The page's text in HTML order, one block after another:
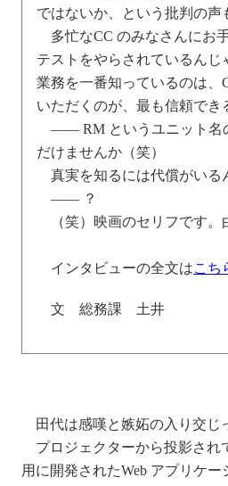
ではないか、という批判の声
多忙なCC のみなさんにお
テストをやらされているん
業務を一番知っているのは、
いただくのが、最も信頼でき
―― RM というユニット名
だけませんか（笑）
真実を知るには代償がいる
―― ？
（笑）映画のセリフです。
インタビューの全文はこち
文 総務課 土井
田代は感嘆と嫉妬の入り交じ
プロジェクターから投影され
用に開発されたWeb アプリケー